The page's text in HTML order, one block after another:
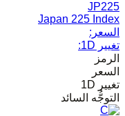
JP225
Japan 225 Index
السعر:
تغيير 1D:
الرمز
السعر
تغيير 1D
التوجُّه السائد